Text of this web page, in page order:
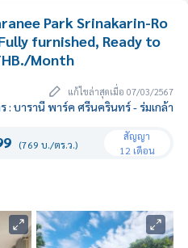
Park Srinakarin-Ro
furnished, Ready to
Month
แก้ไขล่าสุดเมื่อ 07/03/2567
ร : บารานี พาร์ค ศรีนครินทร์ - ร่มเกล้า
(769 บ./ตร.ว.)
สัญญา
12 เดือน